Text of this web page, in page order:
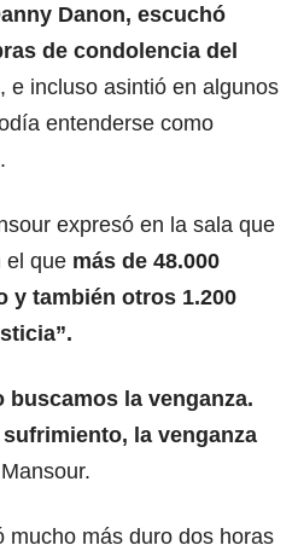
Danon, escuchó
de condolencia del
, e incluso asintió en algunos
entenderse como
expresó en la sala que
el que más de 48.000
y también otros 1.200
la venganza.
la venganza
mucho más duro dos horas